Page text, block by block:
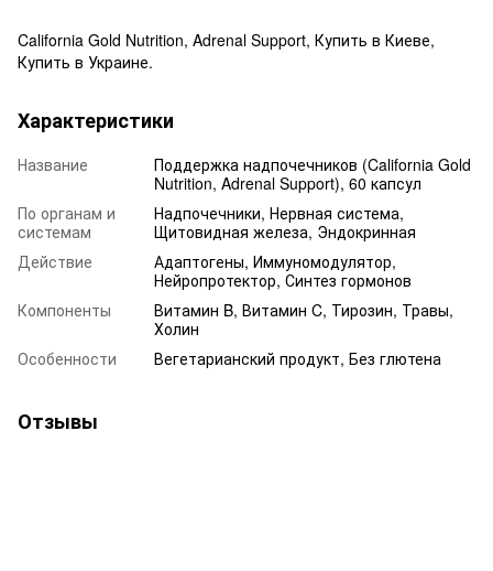
California Gold Nutrition, Adrenal Support, Купить в Киеве,
Купить в Украине.
Характеристики
Название
Поддержка надпочечников (California Gold
Nutrition, Adrenal Support), 60 капсул
По органам и
системам
Надпочечники, Нервная система,
Щитовидная железа, Эндокринная
Действие
Адаптогены, Иммуномодулятор,
Нейропротектор, Синтез гормонов
Компоненты
Витамин B, Витамин C, Тирозин, Травы,
Холин
Особенности
Вегетарианский продукт, Без глютена
Отзывы